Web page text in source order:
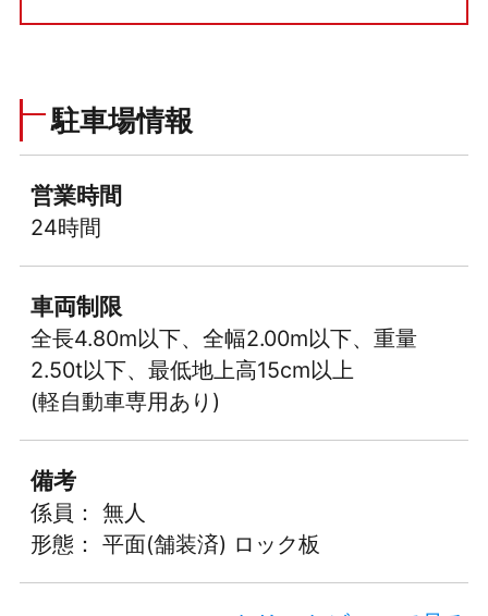
駐車場情報
営業時間
24時間
車両制限
全長4.80m以下、全幅2.00m以下、重量
2.50t以下、最低地上高15cm以上
(軽自動車専用あり)
備考
係員： 無人
形態： 平面(舗装済) ロック板